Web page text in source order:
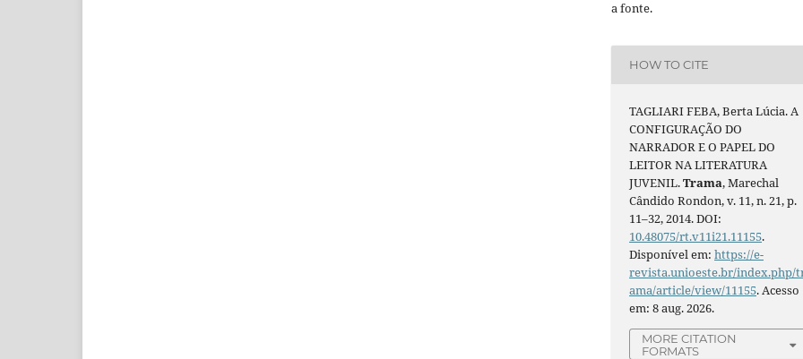
a fonte.
HOW TO CITE
TAGLIARI FEBA, Berta Lúcia. A
CONFIGURAÇÃO DO
NARRADOR E O PAPEL DO
LEITOR NA LITERATURA
JUVENIL.Trama, Marechal
Cândido Rondon, v. 11, n. 21, p.
11–32, 2014. DOI:
10.48075/rt.v11i21.11155.
Disponível em:https://e-
revista.unioeste.br/index.php/
ama/article/view/11155. Acesso
em: 8 aug. 2026.
MORE CITATION
FORMATS